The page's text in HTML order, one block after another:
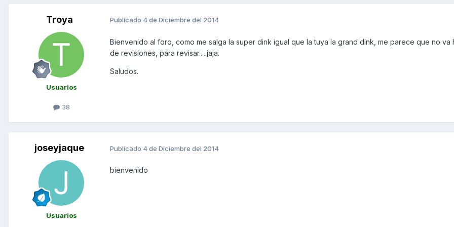
Troya
Usuarios
38
Publicado 4 de Diciembre del 2014
Bienvenido al foro, como me salga la super dink igual que la tuya la grand dink, me parece que no va
de revisiones, para revisar.....jaja.
Saludos.
joseyjaque
Usuarios
Publicado 4 de Diciembre del 2014
bienvenido